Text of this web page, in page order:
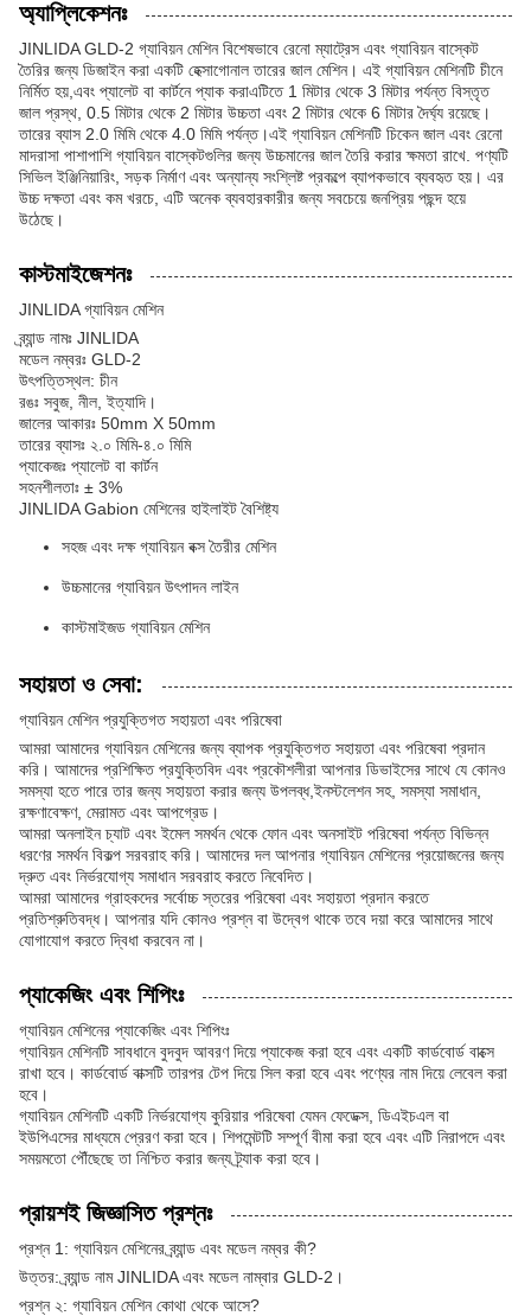
অ্যাপ্লিকেশনঃ
JINLIDA GLD-2 গ্যাবিয়ন মেশিন বিশেষভাবে রেনো ম্যাট্রেস এবং গ্যাবিয়ন বাস্কেট
তৈরির জন্য ডিজাইন করা একটি হেক্সাগোনাল তারের জাল মেশিন। এই গ্যাবিয়ন মেশিনটি চীনে
নির্মিত হয়,এবং প্যালেট বা কার্টনে প্যাক করাএটিতে 1 মিটার থেকে 3 মিটার পর্যন্ত বিস্তৃত
জাল প্রস্থ, 0.5 মিটার থেকে 2 মিটার উচ্চতা এবং 2 মিটার থেকে 6 মিটার দৈর্ঘ্য রয়েছে।
তারের ব্যাস 2.0 মিমি থেকে 4.0 মিমি পর্যন্ত।এই গ্যাবিয়ন মেশিনটি চিকেন জাল এবং রেনো
মাদরাসা পাশাপাশি গ্যাবিয়ন বাস্কেটগুলির জন্য উচ্চমানের জাল তৈরি করার ক্ষমতা রাখে. পণ্যটি
সিভিল ইঞ্জিনিয়ারিং, সড়ক নির্মাণ এবং অন্যান্য সংশ্লিষ্ট প্রকল্পে ব্যাপকভাবে ব্যবহৃত হয়। এর
উচ্চ দক্ষতা এবং কম খরচে, এটি অনেক ব্যবহারকারীর জন্য সবচেয়ে জনপ্রিয় পছন্দ হয়ে
উঠেছে।
কাস্টমাইজেশনঃ
JINLIDA গ্যাবিয়ন মেশিন
ব্র্যান্ড নামঃ JINLIDA
মডেল নম্বরঃ GLD-2
উৎপত্তিস্থল: চীন
রঙঃ সবুজ, নীল, ইত্যাদি।
জালের আকারঃ 50mm X 50mm
তারের ব্যাসঃ ২.০ মিমি-৪.০ মিমি
প্যাকেজঃ প্যালেট বা কার্টন
সহনশীলতাঃ ± 3%
JINLIDA Gabion মেশিনের হাইলাইট বৈশিষ্ট্য
সহজ এবং দক্ষ গ্যাবিয়ন বক্স তৈরীর মেশিন
উচ্চমানের গ্যাবিয়ন উৎপাদন লাইন
কাস্টমাইজড গ্যাবিয়ন মেশিন
সহায়তা ও সেবা:
গ্যাবিয়ন মেশিন প্রযুক্তিগত সহায়তা এবং পরিষেবা
আমরা আমাদের গ্যাবিয়ন মেশিনের জন্য ব্যাপক প্রযুক্তিগত সহায়তা এবং পরিষেবা প্রদান
করি। আমাদের প্রশিক্ষিত প্রযুক্তিবিদ এবং প্রকৌশলীরা আপনার ডিভাইসের সাথে যে কোনও
সমস্যা হতে পারে তার জন্য সহায়তা করার জন্য উপলব্ধ,ইনস্টলেশন সহ, সমস্যা সমাধান,
রক্ষণাবেক্ষণ, মেরামত এবং আপগ্রেড।
আমরা অনলাইন চ্যাট এবং ইমেল সমর্থন থেকে ফোন এবং অনসাইট পরিষেবা পর্যন্ত বিভিন্ন
ধরণের সমর্থন বিকল্প সরবরাহ করি। আমাদের দল আপনার গ্যাবিয়ন মেশিনের প্রয়োজনের জন্য
দ্রুত এবং নির্ভরযোগ্য সমাধান সরবরাহ করতে নিবেদিত।
আমরা আমাদের গ্রাহকদের সর্বোচ্চ স্তরের পরিষেবা এবং সহায়তা প্রদান করতে
প্রতিশ্রুতিবদ্ধ। আপনার যদি কোনও প্রশ্ন বা উদ্বেগ থাকে তবে দয়া করে আমাদের সাথে
যোগাযোগ করতে দ্বিধা করবেন না।
প্যাকেজিং এবং শিপিংঃ
গ্যাবিয়ন মেশিনের প্যাকেজিং এবং শিপিংঃ
গ্যাবিয়ন মেশিনটি সাবধানে বুদবুদ আবরণ দিয়ে প্যাকেজ করা হবে এবং একটি কার্ডবোর্ড বাক্সে
রাখা হবে। কার্ডবোর্ড বাক্সটি তারপর টেপ দিয়ে সিল করা হবে এবং পণ্যের নাম দিয়ে লেবেল করা
হবে।
গ্যাবিয়ন মেশিনটি একটি নির্ভরযোগ্য কুরিয়ার পরিষেবা যেমন ফেডেক্স, ডিএইচএল বা
ইউপিএসের মাধ্যমে প্রেরণ করা হবে। শিপমেন্টটি সম্পূর্ণ বীমা করা হবে এবং এটি নিরাপদে এবং
সময়মতো পৌঁছেছে তা নিশ্চিত করার জন্য ট্র্যাক করা হবে।
প্রায়শই জিজ্ঞাসিত প্রশ্নঃ
প্রশ্ন 1: গ্যাবিয়ন মেশিনের ব্র্যান্ড এবং মডেল নম্বর কী?
উত্তর: ব্র্যান্ড নাম JINLIDA এবং মডেল নাম্বার GLD-2।
প্রশ্ন ২: গ্যাবিয়ন মেশিন কোথা থেকে আসে?